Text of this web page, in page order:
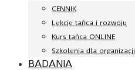
CENNIK
Lekcje tańca i rozwoju
Kurs tańca ONLINE
Szkolenia dla organizacji
BADANIA